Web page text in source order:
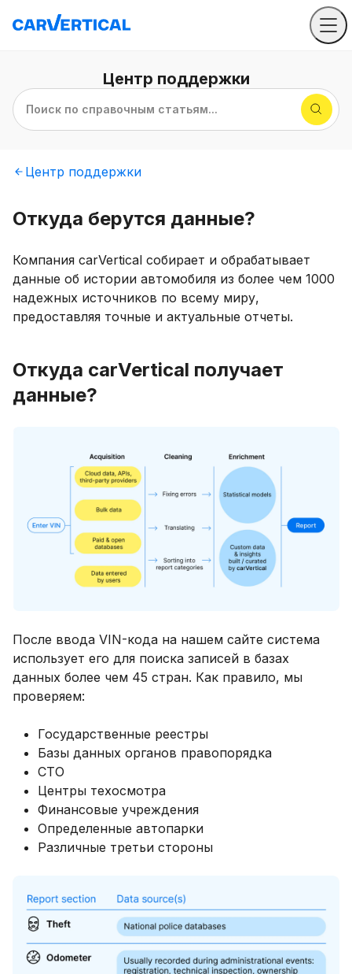
Центр поддержки
Поиск по справочным статьям...
Центр поддержки
Откуда берутся данные?
Компания carVertical собирает и обрабатывает
данные об истории автомобиля из более чем 1000
надежных источников по всему миру,
предоставляя точные и актуальные отчеты.
Откуда carVertical получает
данные?
После ввода VIN-кода на нашем сайте система
использует его для поиска записей в базах
данных более чем 45 стран. Как правило, мы
проверяем:
Государственные реестры
Базы данных органов правопорядка
СТО
Центры техосмотра
Финансовые учреждения
Определенные автопарки
Различные третьи стороны